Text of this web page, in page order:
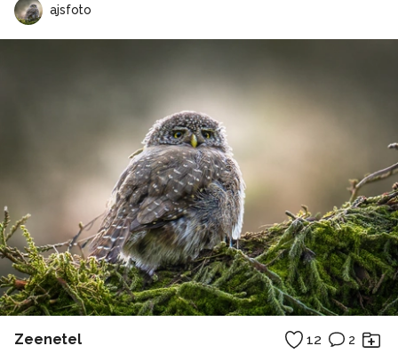
ajsfoto
Zeenetel 12 2